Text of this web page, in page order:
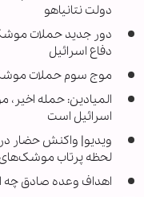
دولت نتانیاهو
دور جدید حملات
دفاع اسرائیل
موج سوم حملات
المیادین: حمله
اسرائیل است
ویدیو| واکنش حضار
لحظه پرتاب موشک‌های
اهداف وعده صادق چه